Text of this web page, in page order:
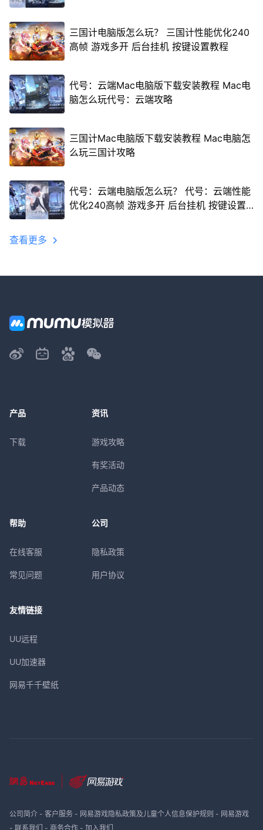
三国计电脑版怎么玩？ 三国计性能优化240
高帧 游戏多开 后台挂机 按键设置教程
代号：云端Mac电脑版下载安装教程 Mac电
脑怎么玩代号：云端攻略
三国计Mac电脑版下载安装教程 Mac电脑怎
么玩三国计攻略
代号：云端电脑版怎么玩？ 代号：云端性能
优化240高帧 游戏多开 后台挂机 按键设置
查看更多
产品
下载
资讯
游戏攻略
有奖活动
产品动态
帮助
在线客服
常见问题
公司
隐私政策
用户协议
友情链接
UU远程
UU加速器
网易千千壁纸
公司简介- 客户服务- 网易游戏隐私政策及儿童个人信息保护规则 - 网易游戏
- 联系我们 - 商务合作- 加入我们